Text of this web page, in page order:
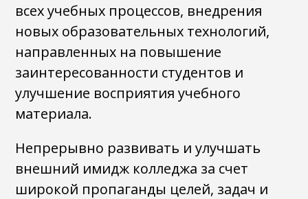
всех учебных процессов, внедрения
новых образовательных технологий,
направленных на повышение
заинтересованности студентов и
улучшение восприятия учебного
материала.
Непрерывно развивать и улучшать
внешний имидж колледжа за счет
широкой пропаганды целей, задач и